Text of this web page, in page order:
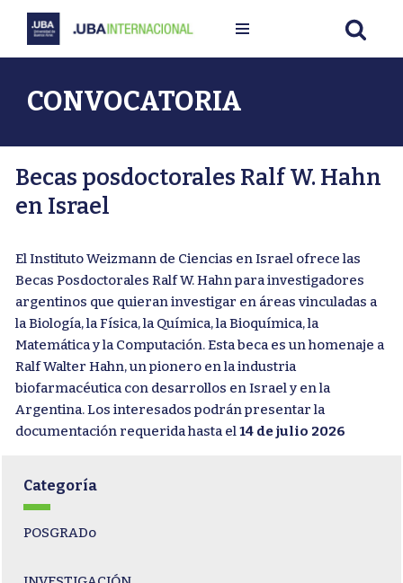
contenido
CONVOCATORIA
Becas posdoctorales Ralf W. Hahn
en Israel
El Instituto Weizmann de Ciencias en Israel ofrece las
Becas Posdoctorales Ralf W. Hahn para investigadores
argentinos que quieran investigar en áreas vinculadas a
la Biología, la Física, la Química, la Bioquímica, la
Matemática y la Computación. Esta beca es un homenaje a
Ralf Walter Hahn, un pionero en la industria
biofarmacéutica con desarrollos en Israel y en la
Argentina. Los interesados podrán presentar la
documentación requerida hasta el14 de julio 2026
Categoría
POSGRADo